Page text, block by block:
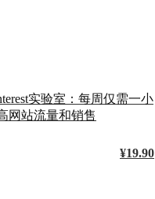
实验室：每周仅需一小
网站流量和销售
¥19.90